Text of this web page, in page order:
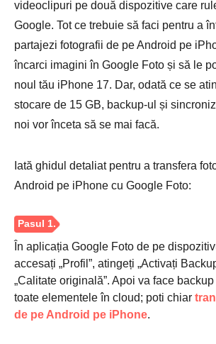
Pasul 4.
videoclipuri pe două dispozitive care
Google. Tot ce trebuie să faci pentru a
partajezi fotografii de pe Android pe
încarci imagini în Google Foto și să le
noul tău iPhone 17. Dar, odată ce se
stocare de 15 GB, backup-ul și
noi vor înceta să se mai facă.
Iată ghidul detaliat pentru a transfera
Android pe iPhone cu Google Foto:
În aplicația Google Foto de pe
accesați „Profil”, atingeți „Activați
„Calitate originală”. Apoi va face
toate elementele în cloud; poti chiar
de pe Android pe iPhone.